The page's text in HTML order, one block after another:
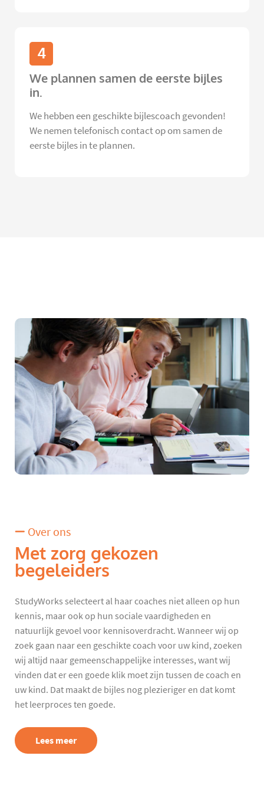
4
We plannen samen de eerste bijles
in.
We hebben een geschikte bijlescoach gevonden!
We nemen telefonisch contact op om samen de
eerste bijles in te plannen.
Over ons
Met zorg gekozen
begeleiders
StudyWorks selecteert al haar coaches niet alleen op hun
kennis, maar ook op hun sociale vaardigheden en
natuurlijk gevoel voor kennisoverdracht. Wanneer wij op
zoek gaan naar een geschikte coach voor uw kind, zoeken
wij altijd naar gemeenschappelijke interesses, want wij
vinden dat er een goede klik moet zijn tussen de coach en
uw kind. Dat maakt de bijles nog plezieriger en dat komt
het leerproces ten goede.
Lees meer